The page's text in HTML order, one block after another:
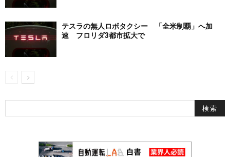
テスラの無人ロボタクシー 「全米制覇」へ加
速 フロリダ3都市拡大で